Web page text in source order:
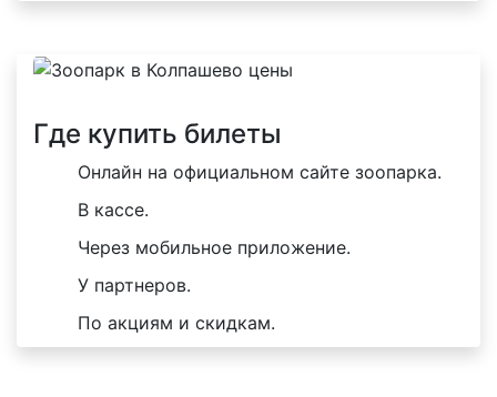
Где купить билеты
Онлайн на официальном сайте зоопарка.
В кассе.
Через мобильное приложение.
У партнеров.
По акциям и скидкам.